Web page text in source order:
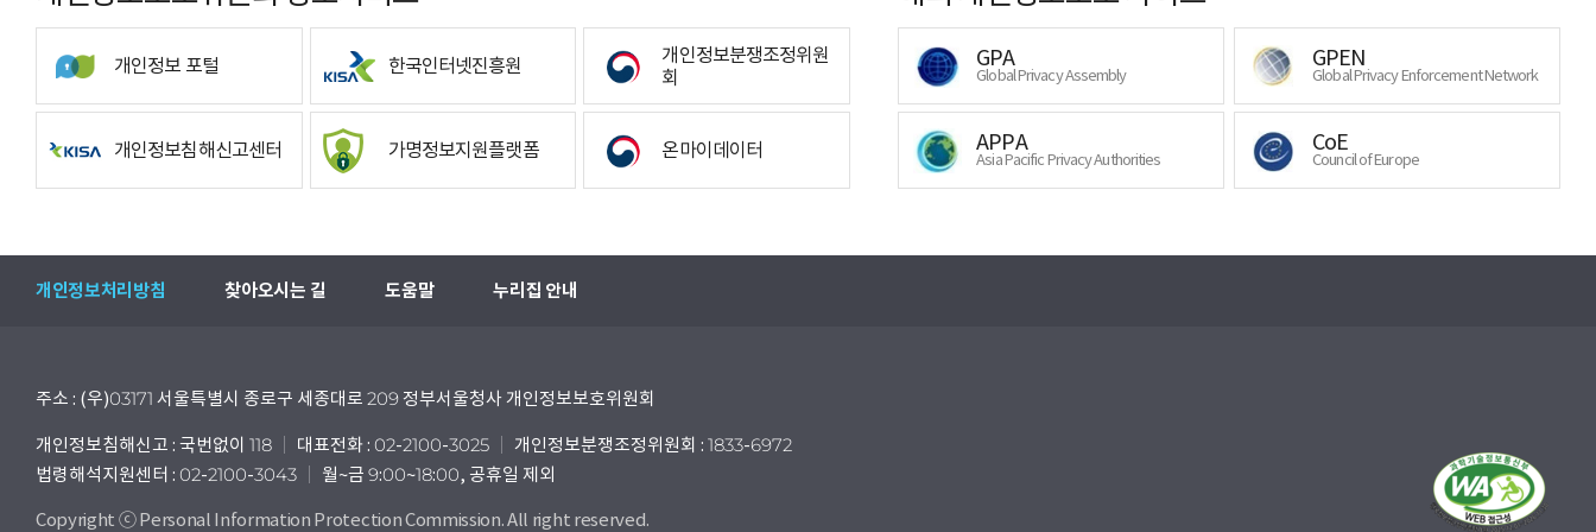
개인정보 포털 한국인터넷진흥원
개인정보분쟁조정위원
회
개인정보침해신고센터 가명정보지원플랫폼 온마이데이터
GPA
Global Privacy Assembly
GPEN
Global Privacy Enforcement Network
APPA
Asia Pacific Privacy Authorities
CoE
Council of Europe
개인정보처리방침 찾아오시는 길 도움말 누리집 안내
주소 : (우)03171 서울특별시 종로구 세종대로 209 정부서울청사 개인정보보호위원회
개인정보침해신고 : 국번없이 118 대표전화 : 02-2100-3025
개인정보분쟁조정위원회 : 1833-6972
법령해석지원센터 : 02-2100-3043
월~금 9:00~18:00, 공휴일 제외
Copyright ⓒ Personal Information Protection Commission. All right reserved.